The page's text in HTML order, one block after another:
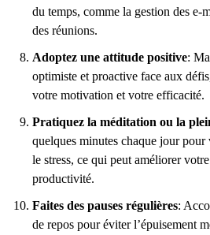
du temps, comme la gestion des e-
des réunions.
Adoptez une attitude positive:
optimiste et proactive face aux
votre motivation et votre efficacité.
Pratiquez la méditation ou la
quelques minutes chaque jour pour
le stress, ce qui peut améliorer
productivité.
Faites des pauses régulières:
de repos pour éviter l’épuisement